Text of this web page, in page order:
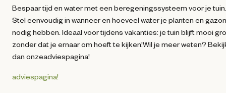
Bespaar tijd en water met een beregeningssysteem voor je tuin.
Stel eenvoudig in wanneer en hoeveel water je planten en gazon
nodig hebben. Ideaal voor tijdens vakanties: je tuin blijft mooi
zonder dat je ernaar om hoeft te kijken!Wil je meer weten?
dan onzeadviespagina!
adviespagina!